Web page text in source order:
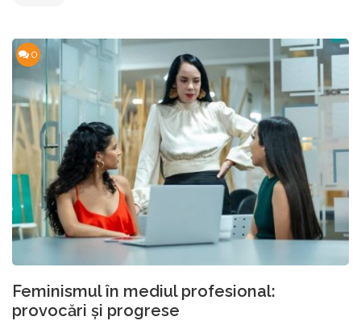
0
Feminismul în mediul profesional:
provocări și progrese